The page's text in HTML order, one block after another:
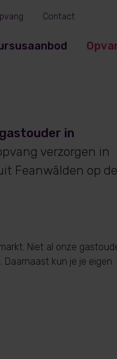
Contact
gastouder in
verzorgen in
Feanwâlden op de
Niet al onze
Daarnaast kun je je eigen